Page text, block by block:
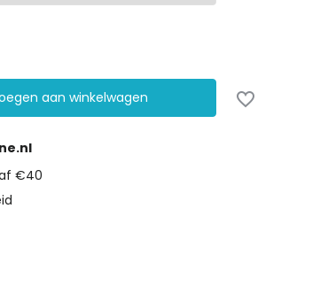
aan winkelwagen
€40